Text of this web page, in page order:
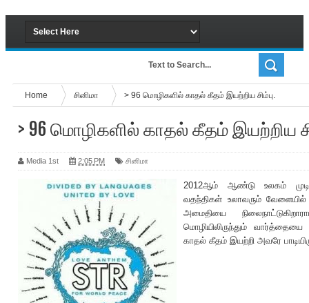
Home சினிமா > 96 மொழிகளில் காதல் கீதம் இயற்றிய சிம்பு.
> 96 மொழிகளில் காதல் கீதம் இயற்றிய
Media 1st 2:05 PM சினிமா
2012ஆம் ஆண்டு உலகம்
வதந்திகள் உலாவரும்
அமைதியை
மொழியிலிருந்தும்
காதல் கீதம் இயற்றி அவரே